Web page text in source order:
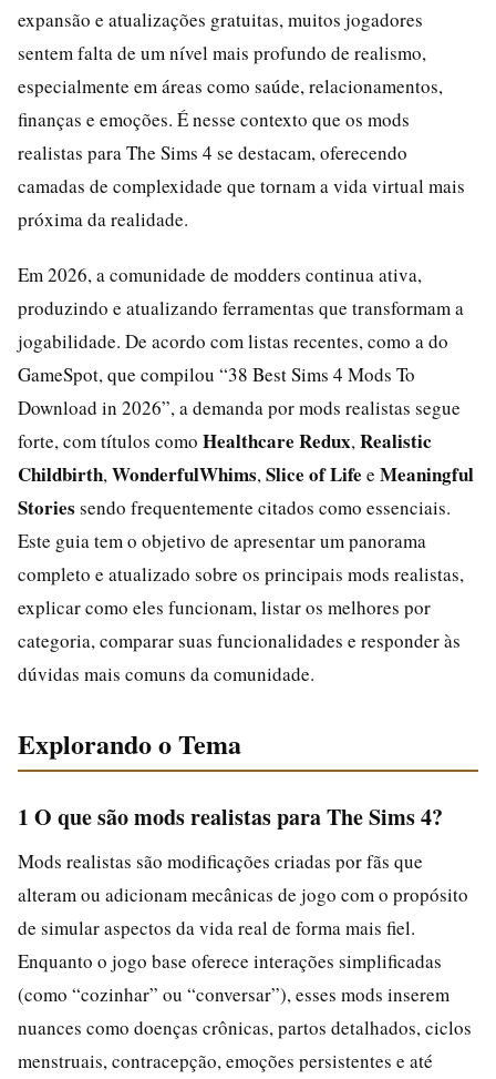
expansão e atualizações gratuitas, muitos jogadores
sentem falta de um nível mais profundo de realismo,
especialmente em áreas como saúde, relacionamentos,
finanças e emoções. É nesse contexto que os mods
realistas para The Sims 4 se destacam, oferecendo
camadas de complexidade que tornam a vida virtual mais
próxima da realidade.
Em 2026, a comunidade de modders continua ativa,
produzindo e atualizando ferramentas que transformam a
jogabilidade. De acordo com listas recentes, como a do
GameSpot, que compilou “38 Best Sims 4 Mods To
Download in 2026”, a demanda por mods realistas segue
forte, com títulos como Healthcare Redux, Realistic
Childbirth, WonderfulWhims, Slice of Life e Meaningful
Stories sendo frequentemente citados como essenciais.
Este guia tem o objetivo de apresentar um panorama
completo e atualizado sobre os principais mods realistas,
explicar como eles funcionam, listar os melhores por
categoria, comparar suas funcionalidades e responder às
dúvidas mais comuns da comunidade.
Explorando o Tema
1 O que são mods realistas para The Sims 4?
Mods realistas são modificações criadas por fãs que
alteram ou adicionam mecânicas de jogo com o propósito
de simular aspectos da vida real de forma mais fiel.
Enquanto o jogo base oferece interações simplificadas
(como “cozinhar” ou “conversar”), esses mods inserem
nuances como doenças crônicas, partos detalhados, ciclos
menstruais, contracepção, emoções persistentes e até